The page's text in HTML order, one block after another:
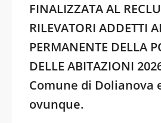
FINALIZZATA AL
RILEVATORI ADDETTI
PERMANENTE DELLA
DELLE ABITAZIONI
Comune di Dolianova
ovunque.